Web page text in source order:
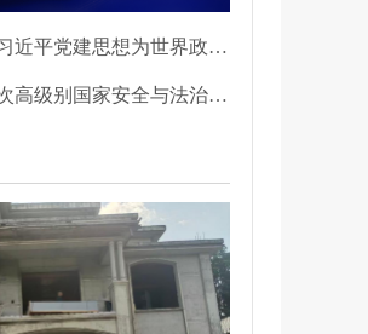
多国专家盛赞习近平党建思想为世界政党建设提供重要启迪
中加举行第三次高级别国家安全与法治对话